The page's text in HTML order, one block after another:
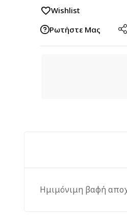
Wishlist
Ρωτήστε Μας
Ημιμόνιμη βαφή